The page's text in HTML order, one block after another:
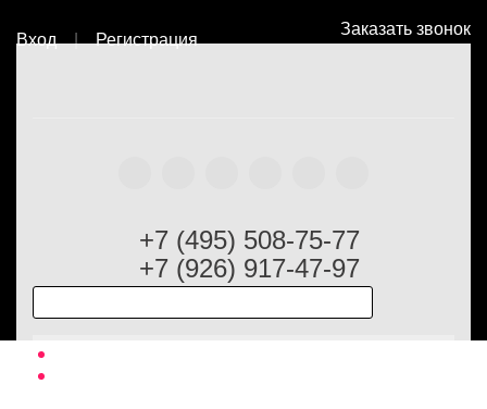
Вход | Регистрация
Заказать звонок
+7 (495) 508-75-77
+7 (926) 917-47-97
Laura Biagiotti